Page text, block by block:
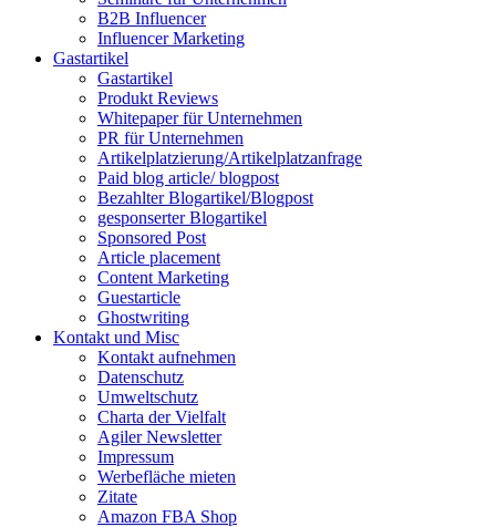
B2B Influencer
Influencer Marketing
Gastartikel
Gastartikel
Produkt Reviews
Whitepaper für Unternehmen
PR für Unternehmen
Artikelplatzierung/Artikelplatzanfrage
Paid blog article/ blogpost
Bezahlter Blogartikel/Blogpost
gesponserter Blogartikel
Sponsored Post
Article placement
Content Marketing
Guestarticle
Ghostwriting
Kontakt und Misc
Kontakt aufnehmen
Datenschutz
Umweltschutz
Charta der Vielfalt
Agiler Newsletter
Impressum
Werbefläche mieten
Zitate
Amazon FBA Shop